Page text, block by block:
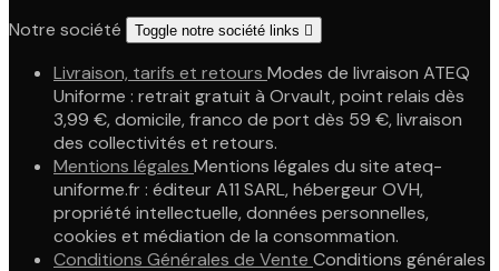
Notre société
Toggle notre société links 
Livraison, tarifs et retours Modes de livraison ATEQ
Uniforme : retrait gratuit à Orvault, point relais dès
3,99 €, domicile, franco de port dès 59 €, livraison
des collectivités et retours.
Mentions légales Mentions légales du site ateq-
uniforme.fr : éditeur A11 SARL, hébergeur OVH,
propriété intellectuelle, données personnelles,
cookies et médiation de la consommation.
Conditions Générales de Vente Conditions générales